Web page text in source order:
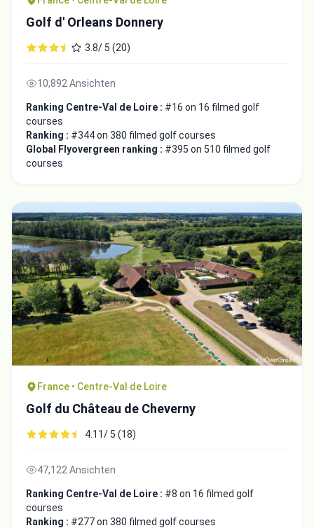
Golf d' Orleans Donnery
3.8/ 5 (20)
10,892 Ansichten
Ranking Centre-Val de Loire : #16 on 16 filmed golf
courses
Ranking : #344 on 380 filmed golf courses
Global Flyovergreen ranking : #395 on 510 filmed golf
courses
France • Centre-Val de Loire
Golf du Château de Cheverny
4.11/ 5 (18)
47,122 Ansichten
Ranking Centre-Val de Loire : #8 on 16 filmed golf
courses
Ranking : #277 on 380 filmed golf courses